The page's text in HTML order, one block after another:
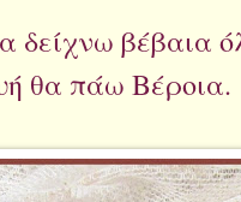
δείχνω βέβαια
θα πάω Βέροια.